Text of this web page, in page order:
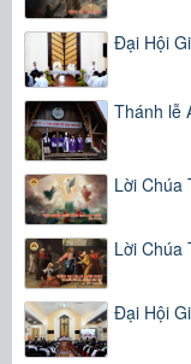
Đại Hội
Thánh lễ
Lời Chúa
Lời Chúa
Đại Hội